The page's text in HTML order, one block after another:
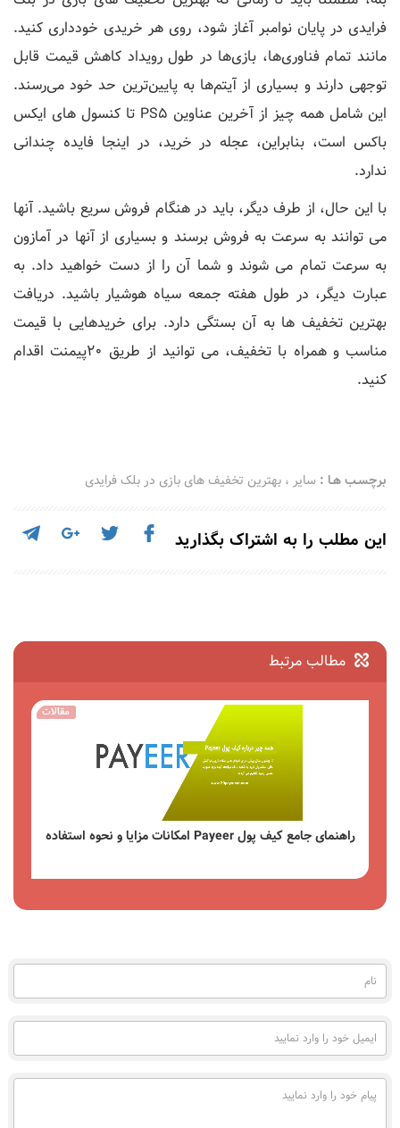
فرایدی در پایان نوامبر آغاز شود، روی هر خریدی خودداری کنید.
مانند تمام فناوری‌ها، بازی‌ها در طول رویداد کاهش قیمت قابل
توجهی دارند و بسیاری از آیتم‌ها به پایین‌ترین حد خود می‌رسند.
این شامل همه چیز از آخرین عناوین PS5 تا کنسول های ایکس
باکس است، بنابراین، عجله در خرید، در اینجا فایده چندانی
ندارد.
با این حال، از طرف دیگر، باید در هنگام فروش سریع باشید. آنها
می توانند به سرعت به فروش برسند و بسیاری از آنها در آمازون
به سرعت تمام می شوند و شما آن را از دست خواهید داد. به
عبارت دیگر، در طول هفته جمعه سیاه هوشیار باشید. دریافت
بهترین تخفیف ها به آن بستگی دارد. برای خریدهایی با قیمت
مناسب و همراه با تخفیف، می توانید از طریق 20پیمنت اقدام
کنید.
برچسـب هـا : سایر ، بهترین تخفیف های بازی در بلک فرایدی
این مطلب را به اشتراک بگذارید
مطالب مرتبط
مقالات
راهنمای جامع کیف پول Payeer امکانات مزایا و نحوه استفاده
نام
(به
ایمیل
خود
وارد
نمایید
پیام
خود